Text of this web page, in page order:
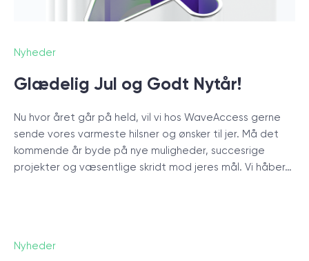
Nyheder
Glædelig Jul og Godt Nytår!
Nu hvor året går på held, vil vi hos WaveAccess gerne
sende vores varmeste hilsner og ønsker til jer. Må det
kommende år byde på nye muligheder, succesrige
projekter og væsentlige skridt mod jeres mål. Vi håber…
Nyheder
/ Blog